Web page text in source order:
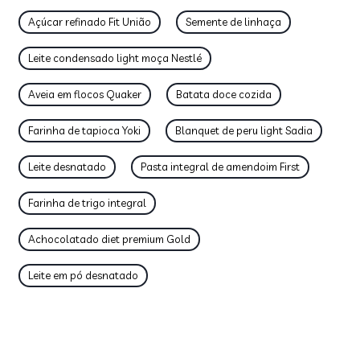
Açúcar refinado Fit União Semente de linhaça
Leite condensado light moça Nestlé
Aveia em flocos Quaker Batata doce cozida
Farinha de tapioca Yoki Blanquet de peru light Sadia
Leite desnatado Pasta integral de amendoim First
Farinha de trigo integral
Achocolatado diet premium Gold
Leite em pó desnatado